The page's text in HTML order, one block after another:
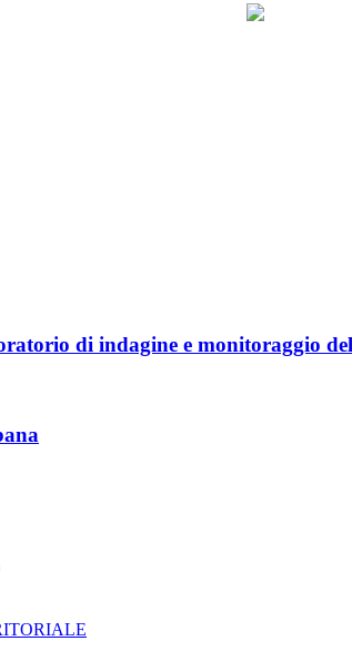
di indagine e monitoraggio